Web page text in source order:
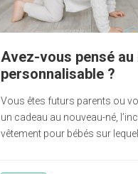
Avez-vous pensé au
personnalisable ?
Vous êtes futurs parents ou
un cadeau au nouveau-né,
vêtement pour bébés sur lequel